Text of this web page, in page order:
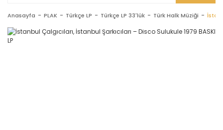
Anasayfa PLAK Türkçe LP Türkçe LP 33'lük Türk Halk Müziği